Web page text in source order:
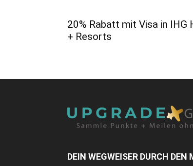
20% Rabatt mit Visa in IHG
+ Resorts
DEIN WEGWEISER DURCH DEN